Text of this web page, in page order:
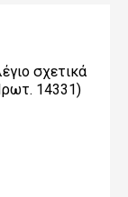
σχετικά
14331)